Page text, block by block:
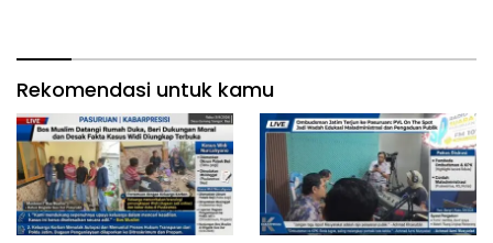
Rekomendasi untuk kamu